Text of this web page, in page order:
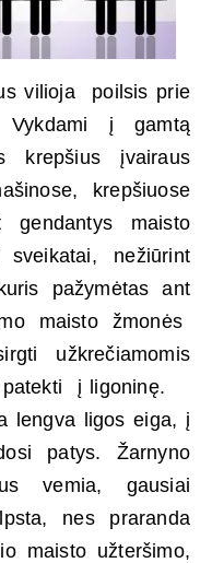
vilioja poilsis prie
Vykdami į gamtą
krepšius įvairaus
krepšiuose
maisto
nežiūrint
pažymėtas ant
maisto žmonės
užkrečiamomis
į ligoninę.
lengva ligos eiga, į
patys. Žarnyno
vemia, gausiai
nes praranda
maisto užteršimo,